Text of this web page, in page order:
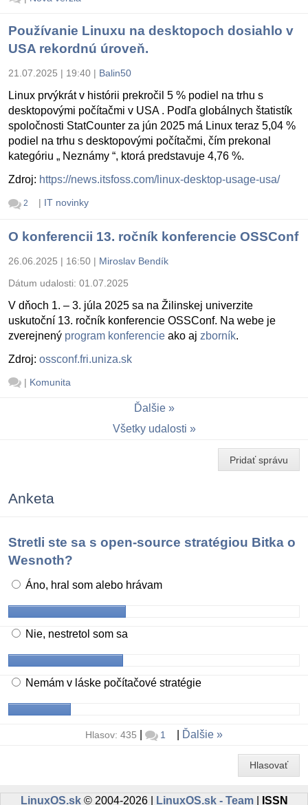
Používanie Linuxu na desktopoch dosiahlo v
USA rekordnú úroveň.
21.07.2025 | 19:40 | Balin50
Linux prvýkrát v histórii prekročil 5 % podiel na trhu s
desktopovými počítačmi v USA . Podľa globálnych štatistík
spoločnosti StatCounter za jún 2025 má Linux teraz 5,04 %
podiel na trhu s desktopovými počítačmi, čím prekonal
kategóriu „ Neznámy “, ktorá predstavuje 4,76 %.
Zdroj: https://news.itsfoss.com/linux-desktop-usage-usa/
2 | IT novinky
O konferencii 13. ročník konferencie OSSConf
26.06.2025 | 16:50 | Miroslav Bendík
Dátum udalosti: 01.07.2025
V dňoch 1. – 3. júla 2025 sa na Žilinskej univerzite
uskutoční 13. ročník konferencie OSSConf. Na webe je
zverejnený program konferencie ako aj zborník.
Zdroj: ossconf.fri.uniza.sk
| Komunita
Ďalšie
Všetky udalosti
Pridať správu
Anketa
Stretli ste sa s open-source stratégiou Bitka o
Wesnoth?
Áno, hral som alebo hrávam
Nie, nestretol som sa
Nemám v láske počítačové stratégie
Hlasov: 435 1 Ďalšie
Hlasovať
LinuxOS.sk© 2004-2026 | LinuxOS.sk - Team| ISSN